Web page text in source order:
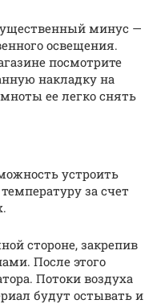
минус —
освещения.
посмотрите
накладку на
ее легко снять
устроить
за счет
стороне, закрепив
После этого
Потоки воздуха
будут остывать и